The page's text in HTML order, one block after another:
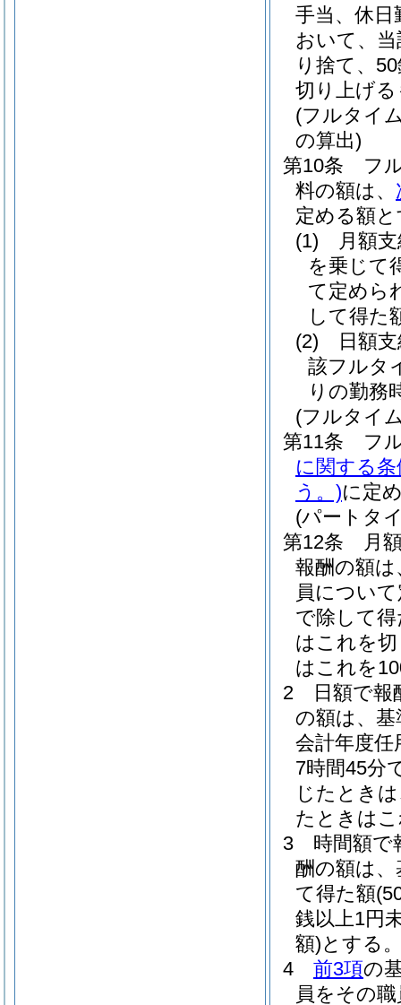
手当、休日
おいて、
り捨て、
切り上げ
(フルタイ
の算出)
第10条
フ
料の額は、
定める額
(1)
月額
を乗じて
て定めら
して得た
(2)
日額
該フルタ
りの勤務
(フルタイ
第11条
フ
に関する条
う。)に定
(パートタ
第12条
月
報酬の額
員につい
で除して
はこれを
はこれを
2
日額で
の額は、
会計年度
7時間45分
じたとき
たときは
3
時間額で
酬の額は
て得た額
銭以上1円
額)とする
4
前3項の
員をその